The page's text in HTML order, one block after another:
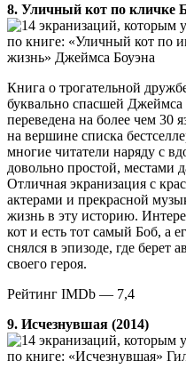
8. Уличный кот по кличке
по книге: «Уличный кот по
жизнь» Джеймса Боуэна
Книга о трогательной
буквально спасшей Джеймса
переведена на более чем 30
на вершине списка
многие читатели наряду с
довольно простой, местами
Отличная экранизация с
актерами и прекрасной
жизнь в эту историю.
кот и есть тот самый Боб,
снялся в эпизоде, где берет
своего героя.
Рейтинг IMDb — 7,4
9. Исчезнувшая (2014)
по книге: «Исчезнувшая»